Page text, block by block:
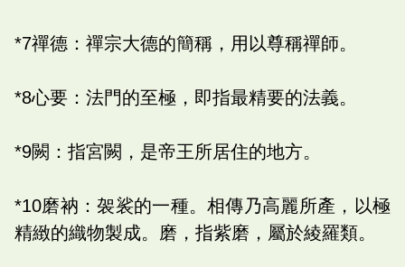
*7禪德：禪宗大德的簡稱，用以尊稱禪師。
*8心要：法門的至極，即指最精要的法義。
*9闕：指宮闕，是帝王所居住的地方。
*10磨衲：袈裟的一種。相傳乃高麗所產，以極
精緻的織物製成。磨，指紫磨，屬於綾羅類。